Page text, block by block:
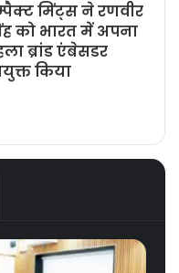
मिंट्स ने रणवीर
को भारत में अपना
ब्रांड एंबेसडर
किया